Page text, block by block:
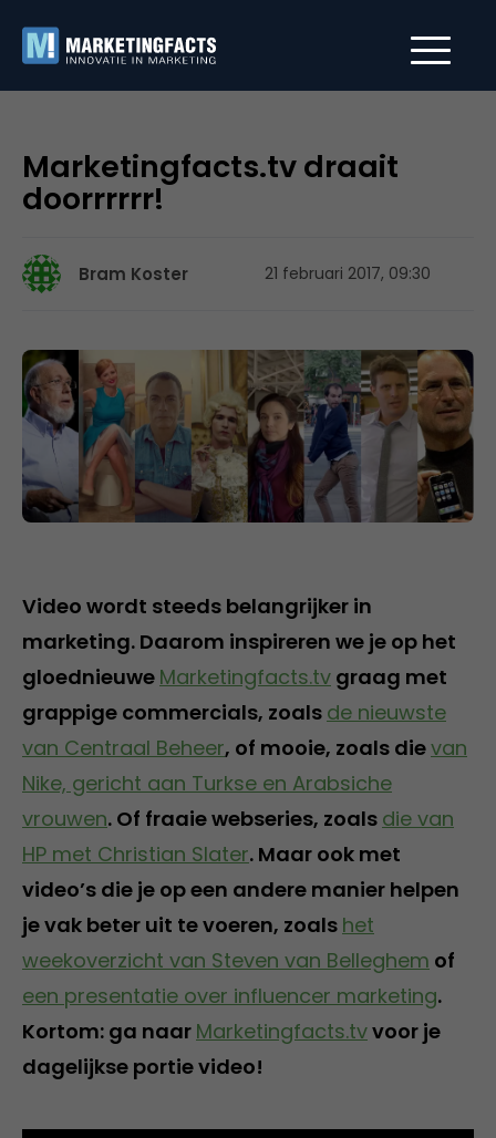
Marketingfacts.tv draait
doorrrrrr!
Bram Koster 21 februari 2017, 09:30
Video wordt steeds belangrijker in
marketing. Daarom inspireren we je op het
gloednieuwe Marketingfacts.tv graag met
grappige commercials, zoals de nieuwste
van Centraal Beheer, of mooie, zoals dievan
Nike, gericht aan Turkse en Arabsiche
vrouwen. Of fraaie webseries, zoals die van
HP met Christian Slater. Maar ook met
video’s die je op een andere manier helpen
je vak beter uit te voeren, zoals het
weekoverzicht van Steven van Belleghem of
een presentatie over influencer marketing.
Kortom: ga naar Marketingfacts.tvvoor je
dagelijkse portie video!